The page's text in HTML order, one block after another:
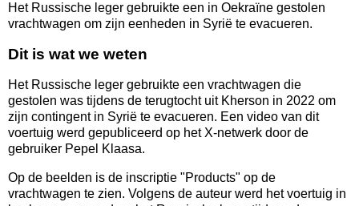
Het Russische leger gebruikte een in Oekraïne gestolen
vrachtwagen om zijn eenheden in Syrië te evacueren.
Dit is wat we weten
Het Russische leger gebruikte een vrachtwagen die
gestolen was tijdens de terugtocht uit Kherson in 2022 om
zijn contingent in Syrië te evacueren. Een video van dit
voertuig werd gepubliceerd op het X-netwerk door de
gebruiker Pepel Klaasa.
Op de beelden is de inscriptie "Products" op de
vrachtwagen te zien. Volgens de auteur werd het voertuig in